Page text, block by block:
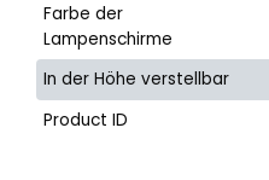
Farbe der
Lampenschirme
In der Höhe verstellbar
Product ID